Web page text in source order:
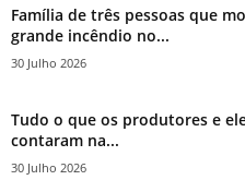
Família de três pessoas que
grande incêndio no...
30 Julho 2026
Tudo o que os produtores e
contaram na...
30 Julho 2026